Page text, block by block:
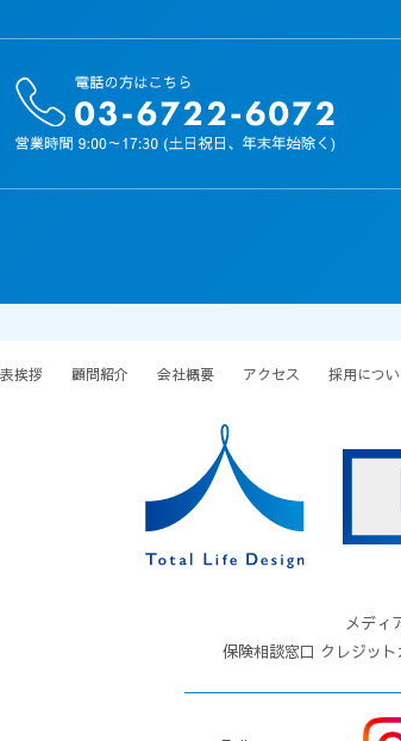
挨拶 顧問紹介 会社概要 アクセス 採用につい
メディ
保険相談窓口 クレジッ